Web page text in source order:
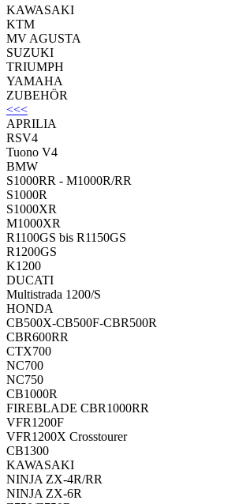
KAWASAKI
KTM
MV AGUSTA
SUZUKI
TRIUMPH
YAMAHA
ZUBEHÖR
<<<
APRILIA
RSV4
Tuono V4
BMW
S1000RR - M1000R/RR
S1000R
S1000XR
M1000XR
R1100GS bis R1150GS
R1200GS
K1200
DUCATI
Multistrada 1200/S
HONDA
CB500X-CB500F-CBR500R
CBR600RR
CTX700
NC700
NC750
CB1000R
FIREBLADE CBR1000RR
VFR1200F
VFR1200X Crosstourer
CB1300
KAWASAKI
NINJA ZX-4R/RR
NINJA ZX-6R